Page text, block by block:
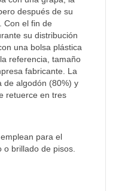
después de su
Con el fin de
su distribución
una bolsa plástica
referencia, tamaño
fabricante. La
de algodón (80%) y
retuerce en tres
para el
o brillado de pisos.